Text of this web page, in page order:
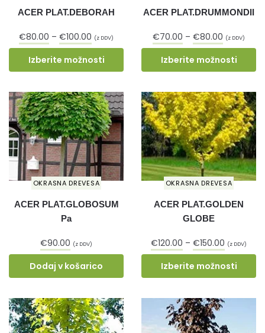
ACER PLAT.DEBORAH
€80.00 – €100.00 (z DDV)
Izberite možnosti
ACER PLAT.DRUMMONDII
€70.00 – €80.00 (z DDV)
Izberite možnosti
OKRASNA DREVESA
ACER PLAT.GLOBOSUM
Pa
€90.00 (z DDV)
Dodaj v košarico
OKRASNA DREVESA
ACER PLAT.GOLDEN
GLOBE
€120.00 – €150.00 (z DDV)
Izberite možnosti